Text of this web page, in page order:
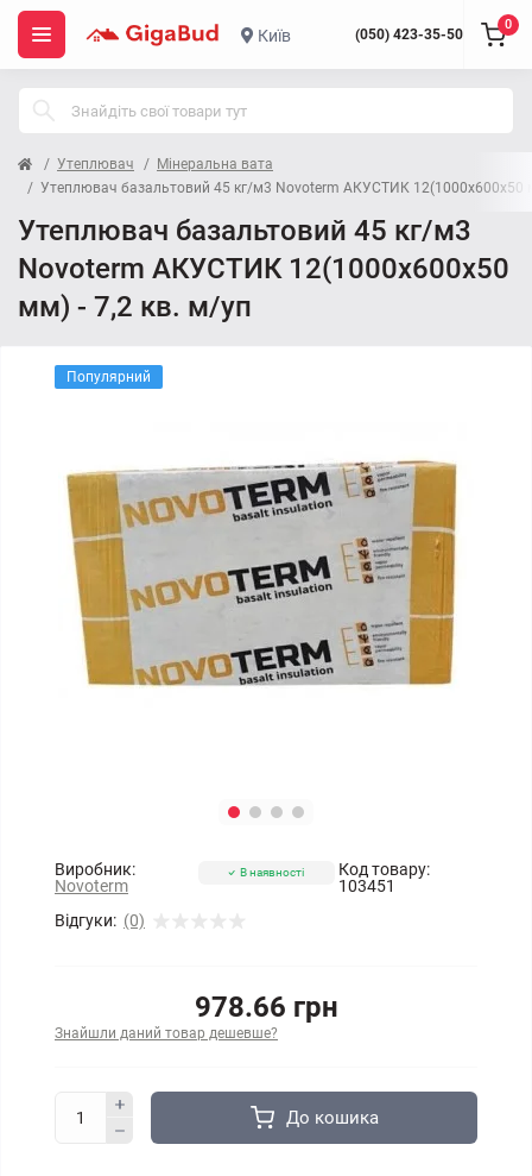
Київ (050) 423-35-50
0
Утеплювач
Мінеральна вата
Утеплювач базальтовий 45 кг/м3 Novoterm АКУСТИК 12(1000x600x50
Утеплювач базальтовий 45 кг/м3
Novoterm АКУСТИК 12(1000x600x50
мм) - 7,2 кв. м/уп
Популярний
Виробник:
Novoterm
Код товару:
103451
Відгуки: (0)
В наявності
978.66 грн
Знайшли даний товар дешевше?
До кошика